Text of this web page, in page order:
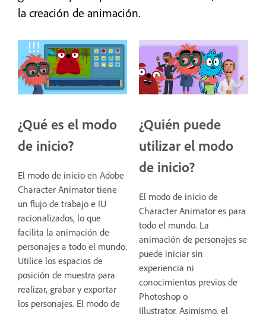
la creación de animación.
¿Qué es el modo
de inicio?
El modo de inicio en Adobe
Character Animator tiene
un flujo de trabajo e IU
racionalizados, lo que
facilita la animación de
personajes a todo el mundo.
Utilice los espacios de
posición de muestra para
realizar, grabar y exportar
los personajes. El modo de
¿Quién puede
utilizar el modo
de inicio?
El modo de inicio de
Character Animator es para
todo el mundo. La
animación de personajes se
puede iniciar sin
experiencia ni
conocimientos previos de
Photoshop o
Illustrator. Asimismo, el